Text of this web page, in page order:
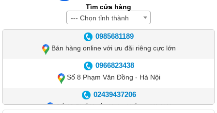
Tìm cửa hàng
--- Chọn tỉnh thành
0985681189
Bán hàng online với ưu đãi riêng cực lớn
0966823438
Số 8 Phạm Văn Đồng - Hà Nội
02439437206
Số 42 Phố Huế - Hoàn Kiếm – Hà Nội